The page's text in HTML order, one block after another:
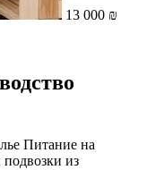
13 000 ₪
Питание на
из